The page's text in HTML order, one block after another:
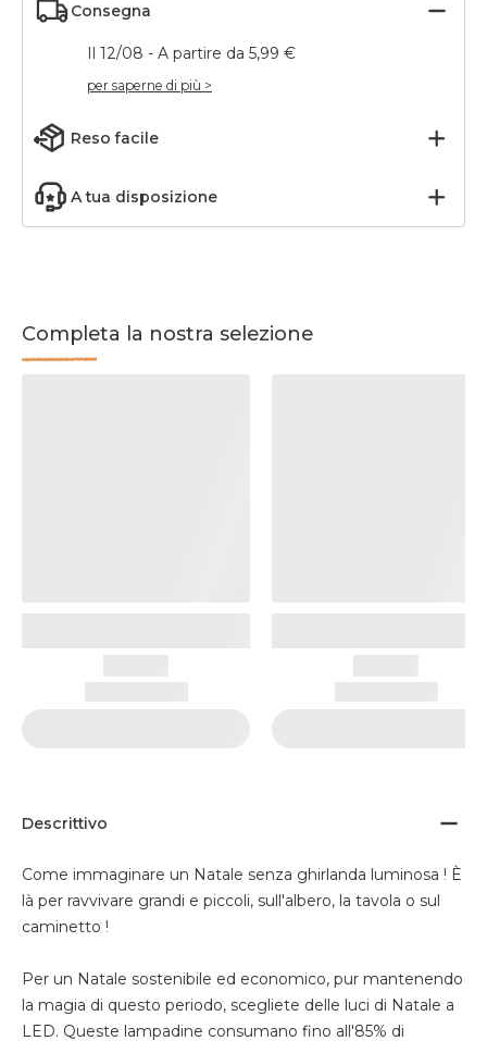
Consegna
Il 12/08 - A partire da 5,99 €
per saperne di più >
Reso facile
A tua disposizione
Completa la nostra selezione
Descrittivo
Come immaginare un Natale senza ghirlanda luminosa ! È
là per ravvivare grandi e piccoli, sull'albero, la tavola o sul
caminetto !
Per un Natale sostenibile ed economico, pur mantenendo
la magia di questo periodo, scegliete delle luci di Natale a
LED. Queste lampadine consumano fino all'85% di